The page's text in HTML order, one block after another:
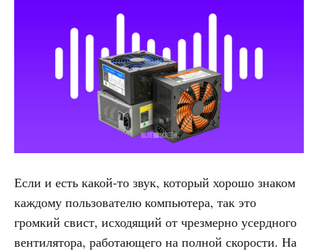
Если и есть какой-то звук, который хорошо знаком
каждому пользователю компьютера, так это
громкий свист, исходящий от чрезмерно усердного
вентилятора, работающего на полной скорости. На